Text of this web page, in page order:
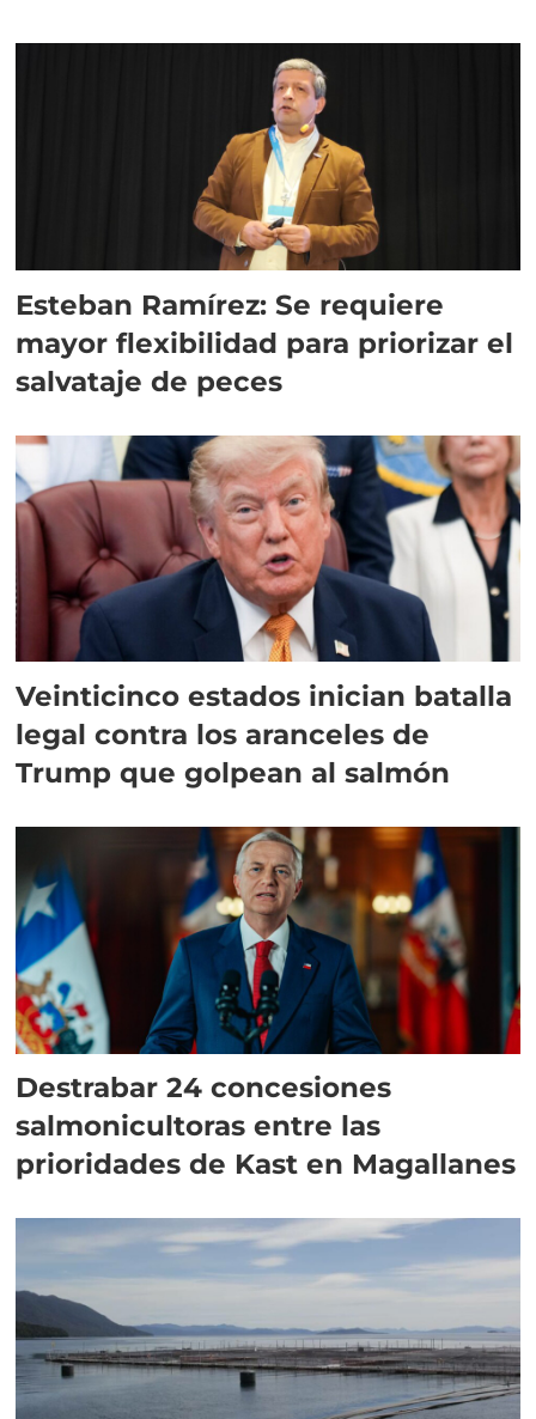
Esteban Ramírez: Se requiere
mayor flexibilidad para priorizar el
salvataje de peces
Veinticinco estados inician batalla
legal contra los aranceles de
Trump que golpean al salmón
Destrabar 24 concesiones
salmonicultoras entre las
prioridades de Kast en Magallanes